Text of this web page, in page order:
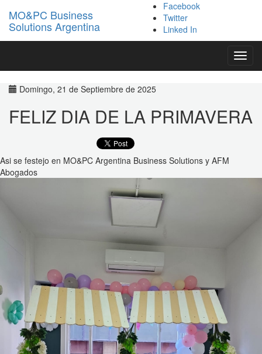
MO&PC Business
Solutions Argentina
Facebook
Twitter
Linked In
Domingo, 21 de Septiembre de 2025
FELIZ DIA DE LA PRIMAVERA
Asi se festejo en MO&PC Argentina Business Solutions y AFM
Abogados